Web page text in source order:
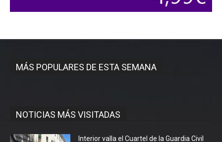
MÁS POPULARES DE ESTA SEMANA
NOTICIAS MÁS VISITADAS
Interior valla el Cuartel de la Guardia Civil